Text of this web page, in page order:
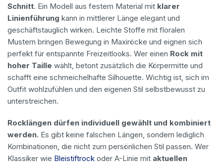
Schnitt. Ein Modell aus festem Material mit klarer
Linienführung kann in mittlerer Länge elegant und
geschäftstauglich wirken. Leichte Stoffe mit floralen
Mustern bringen Bewegung in Maxiröcke und eignen sich
perfekt für entspannte Freizeitlooks. Wer einen Rock mit
hoher Taille wählt, betont zusätzlich die Körpermitte und
schafft eine schmeichelhafte Silhouette. Wichtig ist, sich im
Outfit wohlzufühlen und den eigenen Stil selbstbewusst zu
unterstreichen.
Rocklängen dürfen individuell gewählt und kombiniert
werden. Es gibt keine falschen Längen, sondern lediglich
Kombinationen, die nicht zum persönlichen Stil passen. Wer
Klassiker wie Bleistiftrock oder A-Linie mit aktuellen